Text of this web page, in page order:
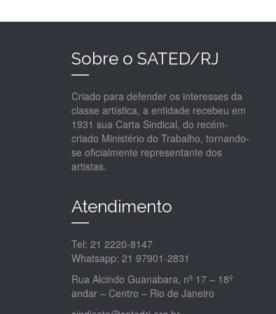
Sobre o SATED/RJ
Criado para defender os interesses da
classe artística, a entidade recebeu em
1931 sua Carta Sindical, do recém-
criado Ministério do Trabalho, tornando-
se oficialmente representante dos
artistas.
Atendimento
Tel: 21 2220-8147
Whatsapp: 21 97901-2831
Rua Alcindo Guanabara, nº 17 – 18º
andar – Centro – Rio de Janeiro